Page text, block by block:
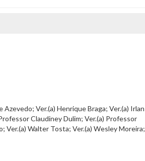
Azevedo; Ver.(a) Henrique Braga; Ver.(a) Irlan
Claudiney Dulim; Ver.(a) Professor
Ver.(a) Walter Tosta; Ver.(a) Wesley Moreira;